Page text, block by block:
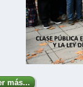
más...